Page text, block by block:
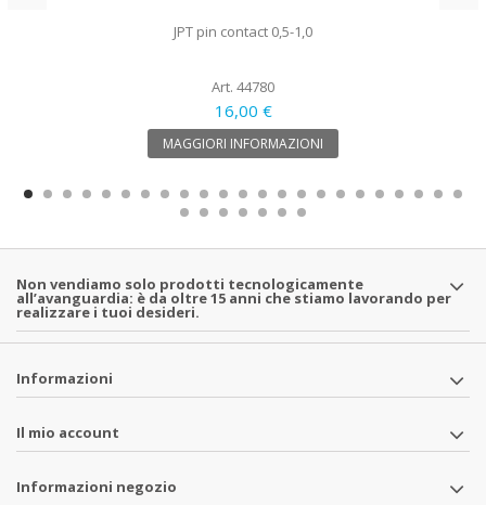
JPT pin contact 0,5-1,0
Art. 44780
16,00 €
MAGGIORI INFORMAZIONI
Non vendiamo solo prodotti tecnologicamente
all’avanguardia: è da oltre 15 anni che stiamo lavorando per
realizzare i tuoi desideri.
Informazioni
Il mio account
Informazioni negozio